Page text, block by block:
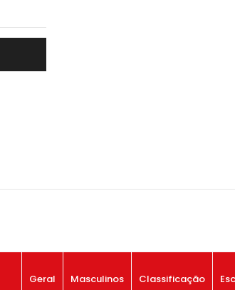
Geral Masculinos Classificação